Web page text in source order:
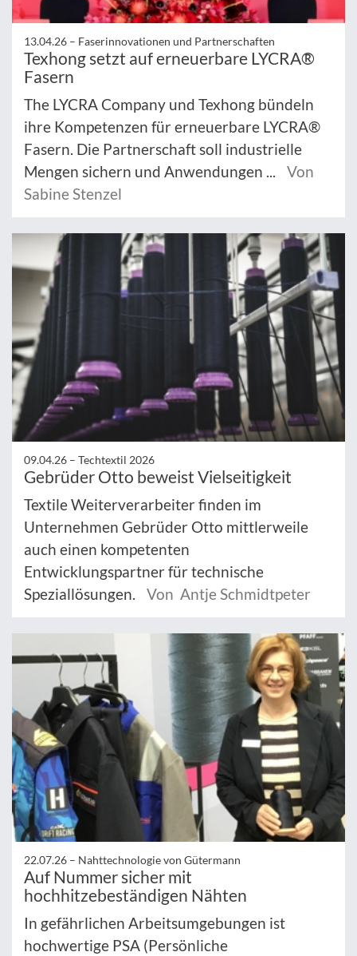
13.04.26 – Faserinnovationen und Partnerschaften
Texhong setzt auf erneuerbare LYCRA®
Fasern
The LYCRA Company und Texhong bündeln
ihre Kompetenzen für erneuerbare LYCRA®
Fasern. Die Partnerschaft soll industrielle
Mengen sichern und Anwendungen ...
Von
Sabine Stenzel
09.04.26 – Techtextil 2026
Gebrüder Otto beweist Vielseitigkeit
Textile Weiterverarbeiter finden im
Unternehmen Gebrüder Otto mittlerweile
auch einen kompetenten
Entwicklungspartner für technische
Speziallösungen.
Von Antje Schmidtpeter
22.07.26 – Nahttechnologie von Gütermann
Auf Nummer sicher mit
hochhitzebeständigen Nähten
In gefährlichen Arbeitsumgebungen ist
hochwertige PSA (Persönliche